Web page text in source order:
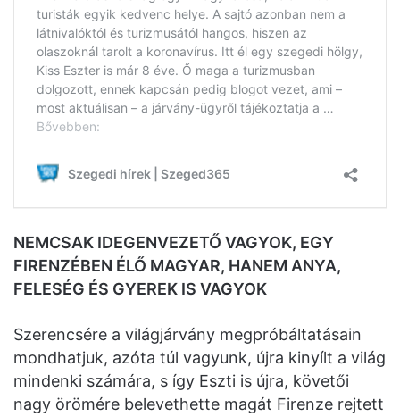
NEMCSAK IDEGENVEZETŐ VAGYOK, EGY
FIRENZÉBEN ÉLŐ MAGYAR, HANEM ANYA,
FELESÉG ÉS GYEREK IS VAGYOK
Szerencsére a világjárvány megpróbáltatásain
mondhatjuk, azóta túl vagyunk, újra kinyílt a világ
mindenki számára, s így Eszti is újra, követői
nagy örömére belevethette magát Firenze rejtett